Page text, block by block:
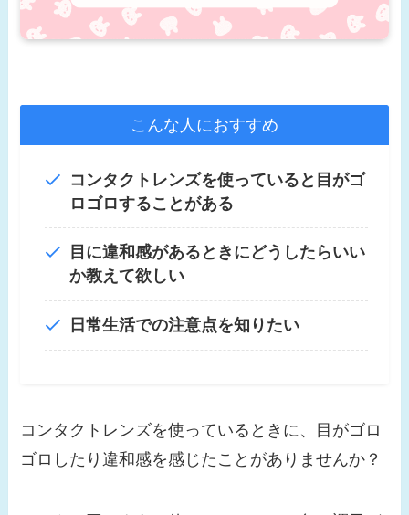
こんな人におすすめ
コンタクトレンズを使っていると目がゴ
ロゴロすることがある
目に違和感があるときにどうしたらいい
か教えて欲しい
日常生活での注意点を知りたい
コンタクトレンズを使っているときに、目がゴロ
ゴロしたり違和感を感じたことがありませんか？